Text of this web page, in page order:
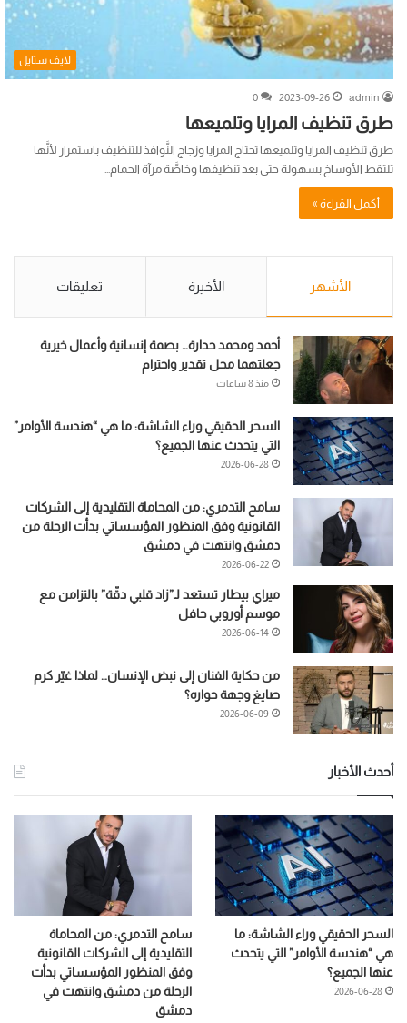
لايف ستايل
admin
2023-09-26
0
طرق تنظيف المرايا وتلميعها
طرق تنظيف المرايا وتلميعها تحتاج المرايا وزجاج النَّوافذ للتنظيف باستمرار لأنَّها
تلتقط الأوساخ بسهولة حتى بعد تنظيفها وخاصَّة مرآة الحمام…
أكمل القراءة »
الأشهر الأخيرة تعليقات
أحمد ومحمد حدارة… بصمة إنسانية وأعمال خيرية
جعلتهما محل تقدير واحترام
منذ 8 ساعات
السحر الحقيقي وراء الشاشة: ما هي “هندسة الأوامر”
التي يتحدث عنها الجميع؟
2026-06-28
سامح التدمري: من المحاماة التقليدية إلى الشركات
القانونية وفق المنظور المؤسساتي بدأت الرحلة من
دمشق وانتهت في دمشق
2026-06-22
ميراي بيطار تستعد لـ”زاد قلبي دقّة” بالتزامن مع
موسم أوروبي حافل
2026-06-14
من حكاية الفنان إلى نبض الإنسان… لماذا غيّر كرم
صايغ وجهة حواره؟
2026-06-09
أحدث الأخبار
السحر الحقيقي وراء الشاشة: ما
هي “هندسة الأوامر” التي يتحدث
عنها الجميع؟
2026-06-28
سامح التدمري: من المحاماة
التقليدية إلى الشركات القانونية
وفق المنظور المؤسساتي بدأت
الرحلة من دمشق وانتهت في
دمشق